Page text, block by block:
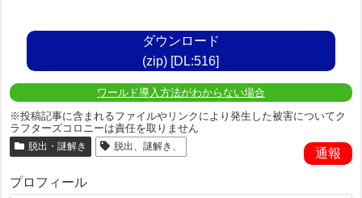
ダウンロード
(zip) [DL:516]
ワールド導入方法がわからない場合
※投稿記事に含まれるファイルやリンクにより発生した被害についてク
ラフターズコロニーは責任を取りません
通報
脱出・謎解き 脱出、謎解き、
プロフィール